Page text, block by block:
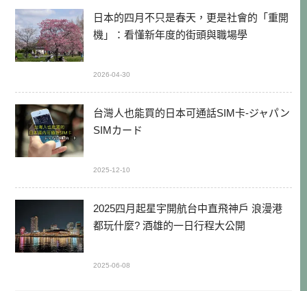
日本的四月不只是春天，更是社會的「重開
機」：看懂新年度的街頭與職場學
2026-04-30
台灣人也能買的日本可通話SIM卡-ジャパン
SIMカード
2025-12-10
2025四月起星宇開航台中直飛神戶 浪漫港
都玩什麼? 酒雄的一日行程大公開
2025-06-08